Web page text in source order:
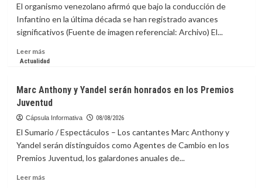
prepararse
ante
riesgos
impacto
El organismo venezolano afirmó que bajo la conducción de
Infantino en la última década se han registrado avances
significativos (Fuente de imagen referencial: Archivo) El...
Leer másLeer
más
respalda
continuidad
de
en
la
presidencia
la
Actualidad
Marc Anthony y Yandel serán honrados en los Premios
Juventud
Cápsula Informativa 08/08/2026
El Sumario / Espectáculos – Los cantantes Marc Anthony y
Yandel serán distinguidos como Agentes de Cambio en los
Premios Juventud, los galardones anuales de...
Leer másLeer